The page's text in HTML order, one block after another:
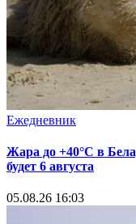
Ежедневник
Жара до +40°С в
будет 6 августа
05.08.26 16:03